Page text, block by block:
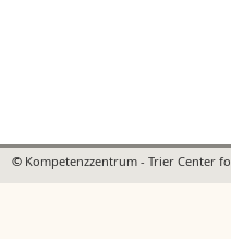
© Kompetenzzentrum - Trier Center